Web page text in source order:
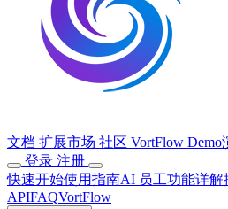
文档 扩展市场 社区 VortFlow Demo
登录 注册
快速开始使用指南AI 员工功能详解
APIFAQVortFlow